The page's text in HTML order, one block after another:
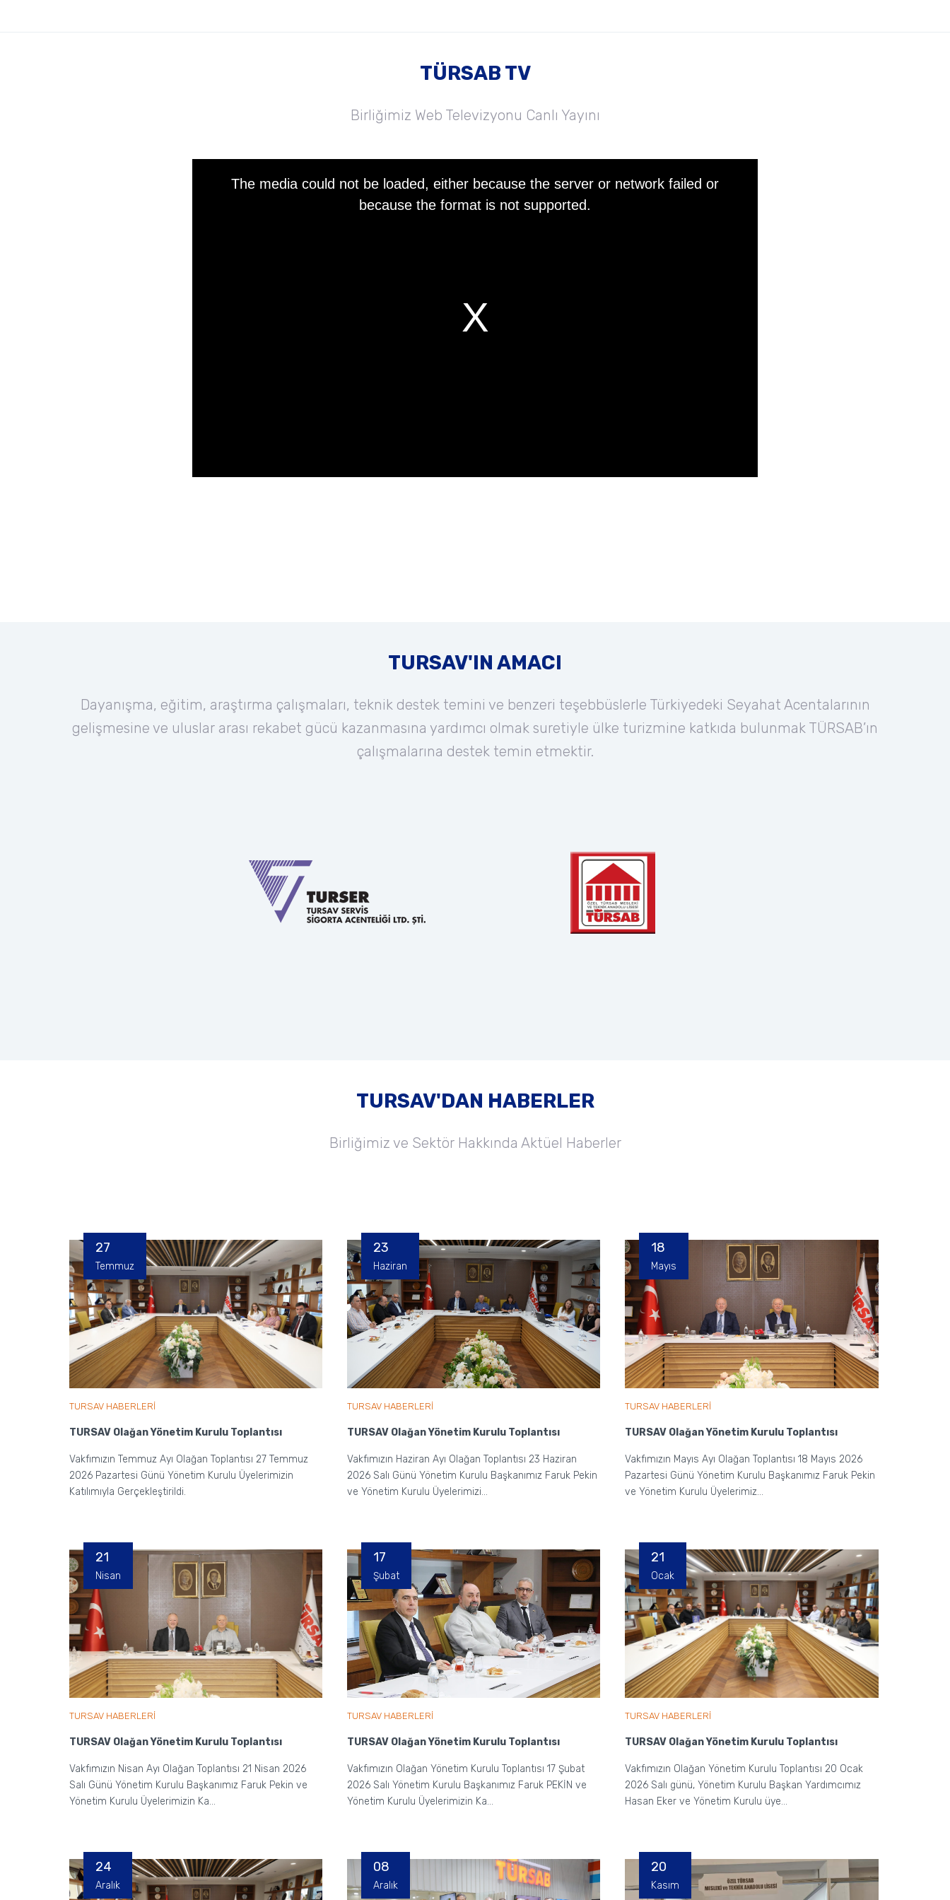
TÜRSAB TV
Birliğimiz Web Televizyonu Canlı Yayını
TURSAV'IN AMACI
Dayanışma, eğitim, araştırma çalışmaları, teknik destek temini ve benzeri teşebbüslerle Türkiyedeki Seyahat Acentalarının
gelişmesine ve uluslar arası rekabet gücü kazanmasına yardımcı olmak suretiyle ülke turizmine katkıda bulunmak TÜRSAB’ın
çalışmalarına destek temin etmektir.
TURSAV'DAN HABERLER
Birliğimiz ve Sektör Hakkında Aktüel Haberler
TURSAV HABERLERİ
TURSAV Olağan Yönetim Kurulu Toplantısı
Vakfımızın Temmuz Ayı Olağan Toplantısı 27 Temmuz
2026 Pazartesi Günü Yönetim Kurulu Üyelerimizin
Katılımıyla Gerçekleştirildi.
27
Temmuz
TURSAV HABERLERİ
TURSAV Olağan Yönetim Kurulu Toplantısı
Vakfımızın Haziran Ayı Olağan Toplantısı 23 Haziran
2026 Salı Günü Yönetim Kurulu Başkanımız Faruk Pekin
ve Yönetim Kurulu Üyelerimizi...
23
Haziran
TURSAV HABERLERİ
TURSAV Olağan Yönetim Kurulu Toplantısı
Vakfımızın Mayıs Ayı Olağan Toplantısı 18 Mayıs 2026
Pazartesi Günü Yönetim Kurulu Başkanımız Faruk Pekin
ve Yönetim Kurulu Üyelerimiz...
18
Mayıs
TURSAV HABERLERİ
TURSAV Olağan Yönetim Kurulu Toplantısı
Vakfımızın Nisan Ayı Olağan Toplantısı 21 Nisan 2026
Salı Günü Yönetim Kurulu Başkanımız Faruk Pekin ve
Yönetim Kurulu Üyelerimizin Ka...
21
Nisan
TURSAV HABERLERİ
TURSAV Olağan Yönetim Kurulu Toplantısı
Vakfımızın Olağan Yönetim Kurulu Toplantısı 17 Şubat
2026 Salı Yönetim Kurulu Başkanımız Faruk PEKİN ve
Yönetim Kurulu Üyelerimizin Ka...
17
Şubat
TURSAV HABERLERİ
TURSAV Olağan Yönetim Kurulu Toplantısı
Vakfımızın Olağan Yönetim Kurulu Toplantısı 20 Ocak
2026 Salı günü, Yönetim Kurulu Başkan Yardımcımız
Hasan Eker ve Yönetim Kurulu üye...
21
Ocak
24
Aralık
08
Aralık
20
Kasım